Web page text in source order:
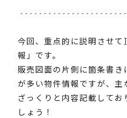
今回、重点的に説明させ
報」です。
販売図面の片側に箇条書
が多い物件情報ですが、主
ざっくりと内容記載してお
しょう！